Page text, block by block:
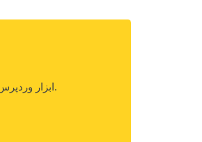
ابزار وردپرس یکی از ارائه دهندگان بزرگ خدمات وردپرس فارسی می باشد که در سال ۱۳۹۳ توسط دو نفر از توسعه دهندگان ارشد فعلی بنا شده است.